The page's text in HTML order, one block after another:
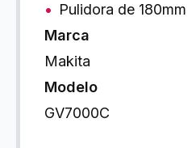
Pulidora de 180mm
Marca
Makita
Modelo
GV7000C